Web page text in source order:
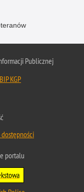
Publicznej
BIP KGP
dostępności
portalu